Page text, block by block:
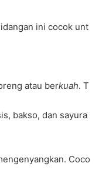
ini cocok unt
atau berkuah. T
bakso, dan sayura
Coco